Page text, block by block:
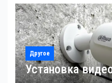
Другое
Установка